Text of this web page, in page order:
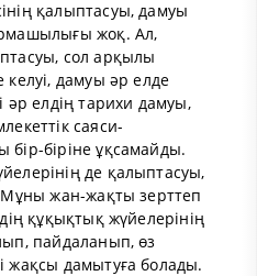
қалыптасуы, дамуы
жоқ. Ал,
сол арқылы
дамуы әр елде
әр елдің тарихи дамуы,
саяси-
біріне ұқсамайды.
де қалыптасуы,
жан-жақты зерттеп
құқықтық жүйелерінің
пайдаланып, өз
жақсы дамытуға болады.